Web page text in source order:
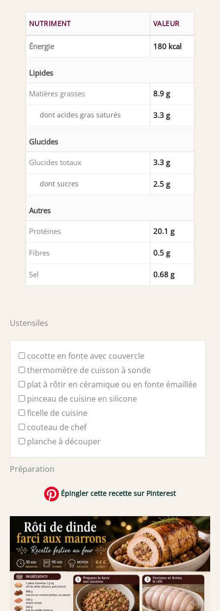
NUTRIMENT VALEUR
Énergie 180 kcal
Lipides
Matières grasses 8.9 g
dont acides gras saturés 3.3 g
Glucides
Glucides totaux 3.3 g
dont sucres 2.5 g
Autres
Protéines 20.1 g
Fibres 0.5 g
Sel 0.68 g
Ustensiles
cocotte en fonte avec couvercle
thermomètre de cuisson à sonde
plat à rôtir en céramique ou en fonte émaillée
pinceau de cuisine en silicone
ficelle de cuisine
couteau de chef
planche à découper
Préparation
Épingler cette recette sur Pinterest